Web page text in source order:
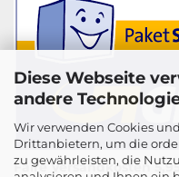
Diese Webseite
andere
Wir verwenden Cookies
Drittanbietern, um die
zu gewährleisten, die
Faire Versandkosten